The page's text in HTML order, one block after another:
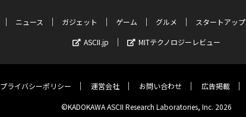
ニュース ガジェット ゲーム グルメ スタートアップ
ASCII.jp
MITテクノロジーレビュー
プライバシーポリシー 運営会社 お問い合わせ 広告掲載
©KADOKAWA ASCII Research Laboratories, Inc. 2026